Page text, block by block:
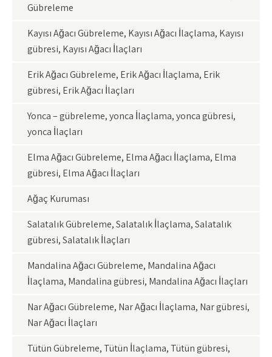
Gübreleme
Kayısı Ağacı Gübreleme, Kayısı Ağacı İlaçlama, Kayısı
gübresi, Kayısı Ağacı İlaçları
Erik Ağacı Gübreleme, Erik Ağacı İlaçlama, Erik
gübresi, Erik Ağacı İlaçları
Yonca – gübreleme, yonca İlaçlama, yonca gübresi,
yonca İlaçları
Elma Ağacı Gübreleme, Elma Ağacı İlaçlama, Elma
gübresi, Elma Ağacı İlaçları
Ağaç Kuruması
Salatalık Gübreleme, Salatalık İlaçlama, Salatalık
gübresi, Salatalık İlaçları
Mandalina Ağacı Gübreleme, Mandalina Ağacı
İlaçlama, Mandalina gübresi, Mandalina Ağacı İlaçları
Nar Ağacı Gübreleme, Nar Ağacı İlaçlama, Nar gübresi,
Nar Ağacı İlaçları
Tütün Gübreleme, Tütün İlaçlama, Tütün gübresi,